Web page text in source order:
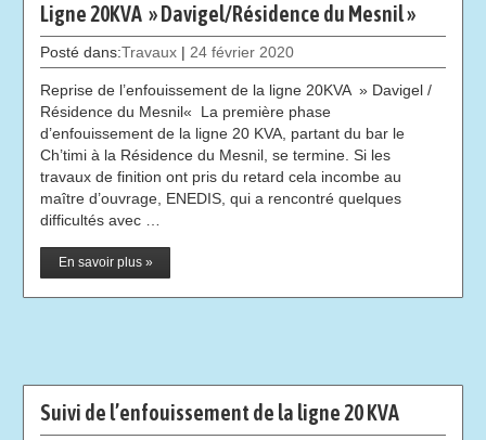
Ligne 20KVA » Davigel/Résidence du Mesnil »
Posté dans:Travaux | 24 février 2020
Reprise de l’enfouissement de la ligne 20KVA » Davigel /
Résidence du Mesnil« La première phase
d’enfouissement de la ligne 20 KVA, partant du bar le
Ch’timi à la Résidence du Mesnil, se termine. Si les
travaux de finition ont pris du retard cela incombe au
maître d’ouvrage, ENEDIS, qui a rencontré quelques
difficultés avec …
En savoir plus »
Suivi de l’enfouissement de la ligne 20 KVA